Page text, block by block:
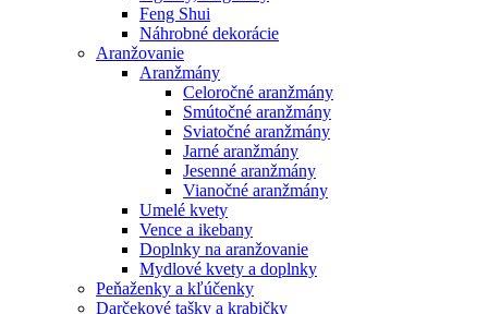
Feng Shui
Náhrobné dekorácie
Aranžovanie
Aranžmány
Celoročné aranžmány
Smútočné aranžmány
Sviatočné aranžmány
Jarné aranžmány
Jesenné aranžmány
Vianočné aranžmány
Umelé kvety
Vence a ikebany
Doplnky na aranžovanie
Mydlové kvety a doplnky
Peňaženky a kľúčenky
Darčekové tašky a krabičky